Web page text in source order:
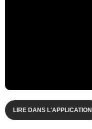
LIRE DANS L'APPLICATION